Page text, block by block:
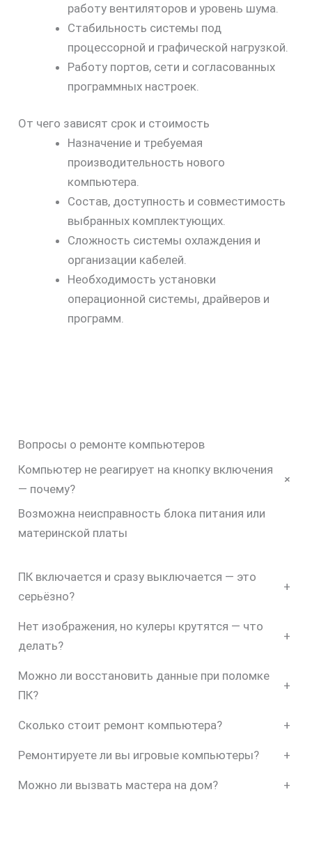
работу вентиляторов и уровень шума.
Стабильность системы под
процессорной и графической нагрузкой.
Работу портов, сети и согласованных
программных настроек.
От чего зависят срок и стоимость
Назначение и требуемая
производительность нового
компьютера.
Состав, доступность и совместимость
выбранных комплектующих.
Сложность системы охлаждения и
организации кабелей.
Необходимость установки
операционной системы, драйверов и
программ.
Вопросы о ремонте компьютеров
Компьютер не реагирует на кнопку включения
— почему?
+
Возможна неисправность блока питания или
материнской платы
ПК включается и сразу выключается — это
серьёзно?
+
Нет изображения, но кулеры крутятся — что
делать?
+
Можно ли восстановить данные при поломке
ПК?
+
Сколько стоит ремонт компьютера? +
Ремонтируете ли вы игровые компьютеры? +
Можно ли вызвать мастера на дом? +